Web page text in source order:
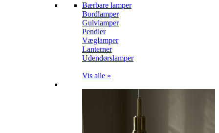
Bærbare lamper
Bordlamper
Gulvlamper
Pendler
Væglamper
Lanterner
Udendørslamper
Vis alle »